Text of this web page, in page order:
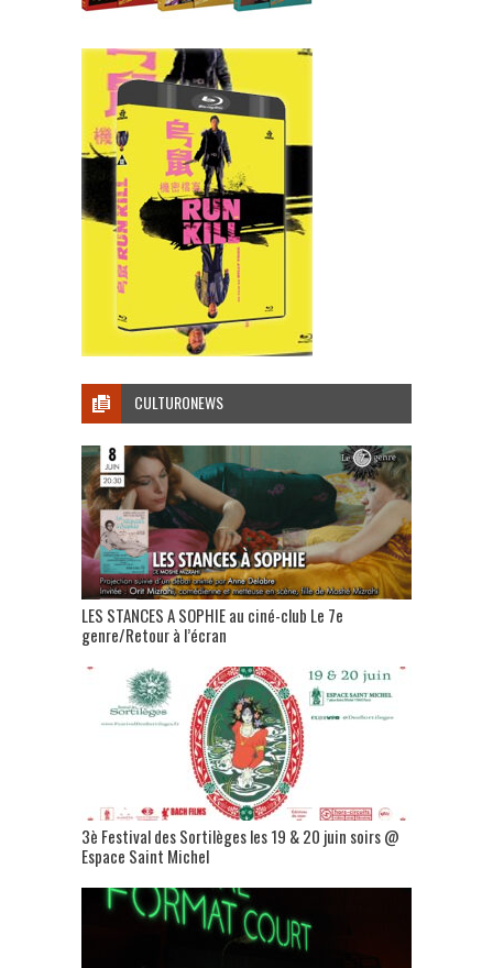
CULTURONEWS
LES STANCES A SOPHIE au ciné-club Le 7e
genre/Retour à l’écran
3è Festival des Sortilèges les 19 & 20 juin soirs @
Espace Saint Michel